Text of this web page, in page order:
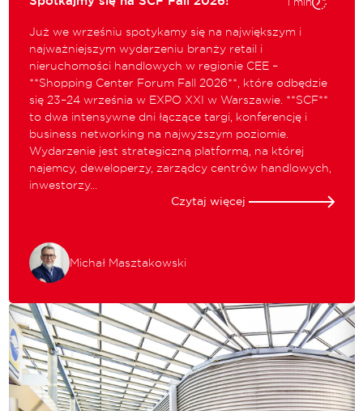
Już we wrześniu spotykamy się na największym i
najważniejszym wydarzeniu branży retail i
nieruchomości handlowych w regionie CEE –
**Shopping Center Forum Fall 2026**, które odbędzie
się 23–24 września w EXPO XXI w Warszawie. **SCF**
to dwa intensywne dni łączące targi, konferencję i
business networking na najwyższym poziomie.
Wydarzenie jest strategiczną platformą, na której
najemcy, deweloperzy, zarządcy centrów handlowych,
inwestorzy...
Czytaj więcej
Michał Masztakowski